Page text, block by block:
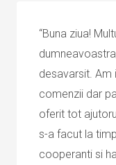
“Buna ziua!
desavarsit. Am
comenzii dar
oferit tot
s-a facut la
cooperanti si